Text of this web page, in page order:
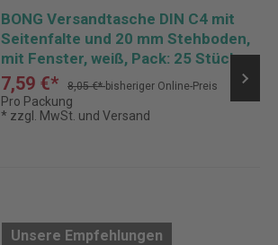
BONG Versandtasche DIN C4 mit
Seitenfalte und 20 mm Stehboden,
mit Fenster, weiß, Pack: 25 Stück
7,59 €* 8,05 €*bisheriger Online-Preis
Pro Packung
* zzgl. MwSt. und Versand
Unsere Empfehlungen